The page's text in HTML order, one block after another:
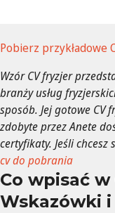
Pobierz przykładowe
Wzór CV fryzjer
branży usług
sposób. Jej gotowe CV
zdobyte przez Anete
certyfikaty. Jeśli
cv do pobrania
Co wpisać
Wskazówki i